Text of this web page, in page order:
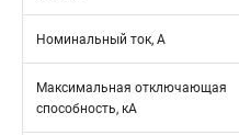
Номинальный ток, А
Максимальная отключающая
способность, кА